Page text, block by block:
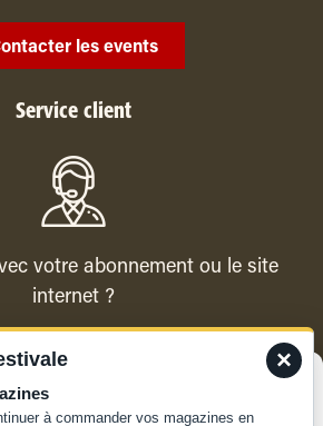
les events
Service client
votre abonnement ou le site
internet ?
le service client ×
à commander vos magazines en